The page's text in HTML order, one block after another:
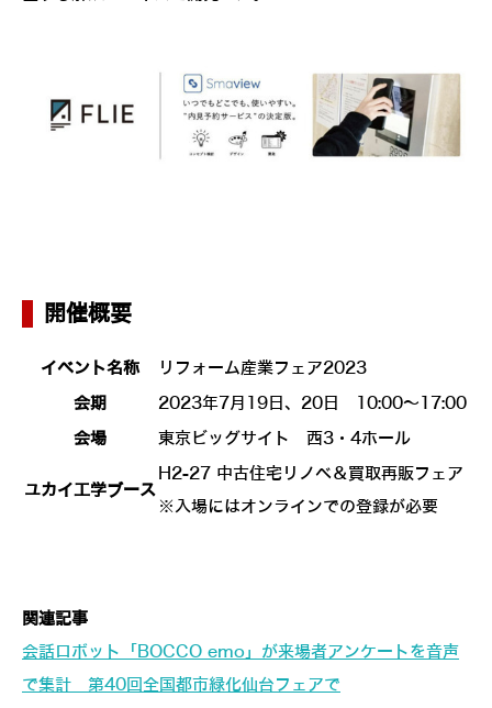
開催概要
イベント名称
リフォーム産業フェア2023
会期
2023年7月19日、20日 10:00～17:00
会場
東京ビッグサイト 西3・4ホール
ユカイ工学ブース
H2-27 中古住宅リノベ＆買取再販フェア
※入場にはオンラインでの登録が必要
関連記事
会話ロボット「BOCCO emo」が来場者アンケートを音声
で集計 第40回全国都市緑化仙台フェアで